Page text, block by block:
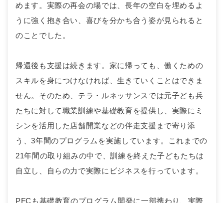
めます。実際の再会の場では、長年の空白を埋めるよ
うに強く抱き合い、喜びを分かち合う姿が見られると
のことでした。
帰還後も支援は続きます。家に帰っても、働くための
スキルを身につけなければ、生きていくことはできま
せん。そのため、テラ・ルネッサンスでは元子ども兵
たちに対して職業訓練や基礎教育を提供し、実際にミ
シンを活用した店舗開業などの伴走支援まで寄り添
う、3年間のプログラムを実施しています。これまでの
21年間の取り組みの中で、訓練を終えた子どもたちは
自立し、自らの力で実際にビジネスを行っています。
PFCも基礎教育のプログラム開発に一部携わり、実際